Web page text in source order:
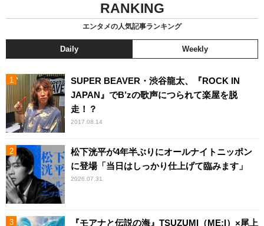
RANKING
エンタメの人気記事ランキング
Daily Weekly
SUPER BEAVER・渋谷龍太、『ROCK IN
JAPAN』でB’zの歌声につられて楽屋を脱
走！？
2017.08.14
松下洸平が4年半ぶりにオールナイトニッポン
に登場「当日はしっかり仕上げて臨みます」
2026.07.31
『モアナと伝説の海』TSUZUMI（ME:I）×尾上